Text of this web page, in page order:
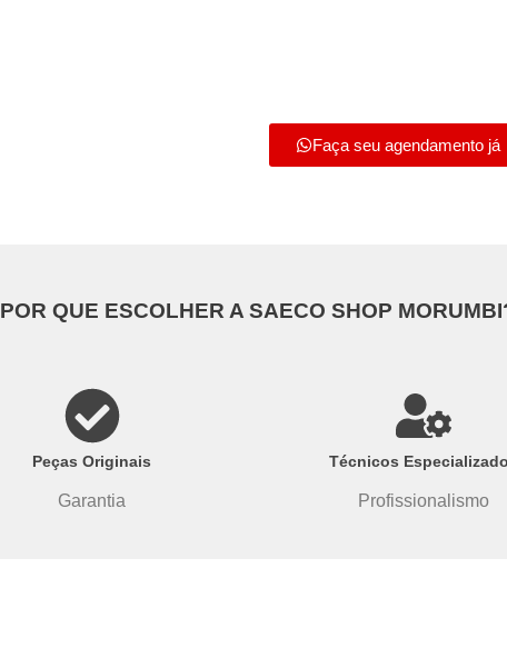
Faça seu agendamento já
POR QUE ESCOLHER A SAECO SHOP
Peças Originais
Garantia
Técnicos
Profissionalismo